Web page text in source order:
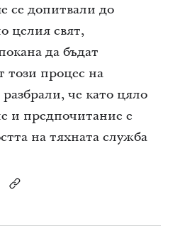
се допитвали до
целия свят,
да бъдат
този процес на
че като цяло
и предпочитание е
на тяхната служба